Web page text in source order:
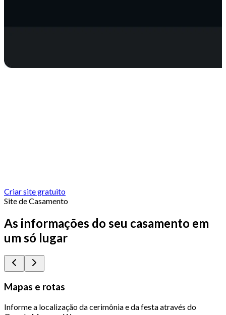
Criar site gratuito
Site de Casamento
As informações do seu casamento em
um só lugar
Mapas e rotas
Informe a localização da cerimônia e da festa através do